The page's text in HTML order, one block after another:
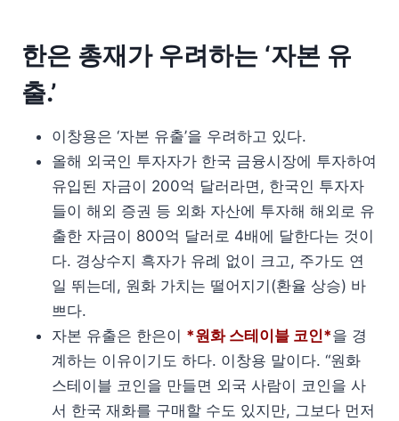
한은 총재가 우려하는 ‘자본 유
출.’
이창용은 ‘자본 유출’을 우려하고 있다.
올해 외국인 투자자가 한국 금융시장에 투자하여
유입된 자금이 200억 달러라면, 한국인 투자자
들이 해외 증권 등 외화 자산에 투자해 해외로 유
출한 자금이 800억 달러로 4배에 달한다는 것이
다. 경상수지 흑자가 유례 없이 크고, 주가도 연
일 뛰는데, 원화 가치는 떨어지기(환율 상승) 바
쁘다.
자본 유출은 한은이 *원화 스테이블 코인*을 경
계하는 이유이기도 하다. 이창용 말이다. “원화
스테이블 코인을 만들면 외국 사람이 코인을 사
서 한국 재화를 구매할 수도 있지만, 그보다 먼저